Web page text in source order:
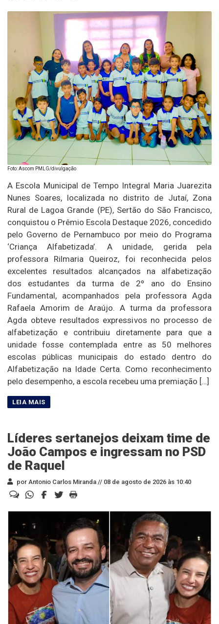
Foto: Ascom PMLG/divulgação
A Escola Municipal de Tempo Integral Maria Juarezita
Nunes Soares, localizada no distrito de Jutaí, Zona
Rural de Lagoa Grande (PE), Sertão do São Francisco,
conquistou o Prêmio Escola Destaque 2026, concedido
pelo Governo de Pernambuco por meio do Programa
‘Criança Alfabetizada’. A unidade, gerida pela
professora Rilmaria Queiroz, foi reconhecida pelos
excelentes resultados alcançados na alfabetização
dos estudantes da turma de 2º ano do Ensino
Fundamental, acompanhados pela professora Agda
Rafaela Amorim de Araújo. A turma da professora
Agda obteve resultados expressivos no processo de
alfabetização e contribuiu diretamente para que a
unidade fosse contemplada entre as 50 melhores
escolas públicas municipais do estado dentro do
Alfabetização na Idade Certa. Como reconhecimento
pelo desempenho, a escola recebeu uma premiação […]
Líderes sertanejos deixam time de
João Campos e ingressam no PSD
de Raquel
por Antonio Carlos Miranda // 08 de agosto de 2026 às 10:40